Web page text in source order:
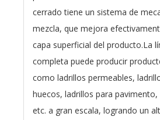
cerrado tiene un sistema de
mezcla, que mejora
capa superficial del producto.La
completa puede producir
como ladrillos permeables,
huecos, ladrillos para
etc. a gran escala, logrando un